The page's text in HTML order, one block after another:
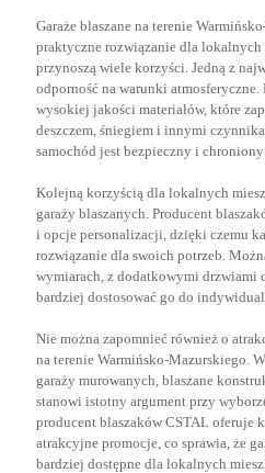
Garaże blaszane na terenie
praktyczne rozwiązanie dla lokalnych
przynoszą wiele korzyści. Jedną z
odporność na warunki atmosferyczne.
wysokiej jakości materiałów, które
deszczem, śniegiem i innymi
samochód jest bezpieczny i chroniony
Kolejną korzyścią dla lokalnych
garaży blaszanych. Producent
i opcje personalizacji, dzięki czemu
rozwiązanie dla swoich potrzeb.
wymiarach, z dodatkowymi drzwiami
bardziej dostosować go do
Nie można zapomnieć również o
na terenie Warmińsko-Mazurskiego.
garaży murowanych, blaszane
stanowi istotny argument przy
producent blaszaków CSTAL oferuje
atrakcyjne promocje, co sprawia, że
bardziej dostępne dla lokalnych